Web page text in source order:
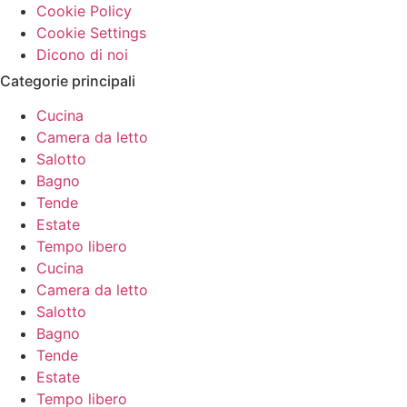
Cookie Policy
Cookie Settings
Dicono di noi
Categorie principali
Cucina
Camera da letto
Salotto
Bagno
Tende
Estate
Tempo libero
Cucina
Camera da letto
Salotto
Bagno
Tende
Estate
Tempo libero